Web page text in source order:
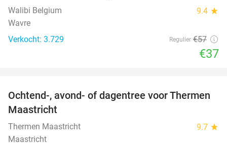
Walibi Belgium 9.4 star
Wavre
Verkocht: 3.729
Regulier €57
€37
25%
Ochtend-, avond- of dagentree voor Thermen
Maastricht
Thermen Maastricht 9.7 star
Maastricht